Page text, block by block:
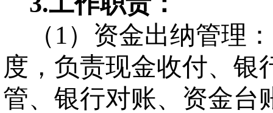
（1）资金出纳管理
度，负责现金收付、银
管、银行对账、资金台